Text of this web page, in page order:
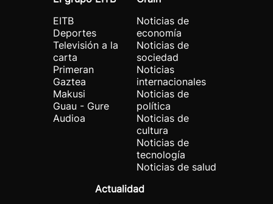
EITB
Deportes
Televisión a la
carta
Primeran
Gaztea
Makusi
Guau - Gure
Audioa
Noticias de
economía
Noticias de
sociedad
Noticias
internacionales
Noticias de
política
Noticias de
cultura
Noticias de
tecnología
Noticias de salud
Actualidad